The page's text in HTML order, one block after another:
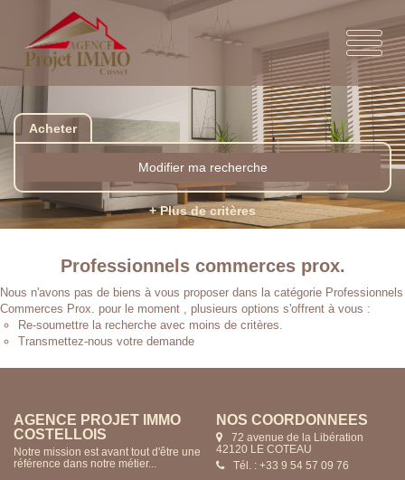
Acheter
Modifier ma recherche
+ Plus de critères
Professionnels commerces prox.
Nous n'avons pas de biens à vous proposer dans la catégorie Professionnels
Commerces Prox. pour le moment , plusieurs options s'offrent à vous :
Re-soumettre la recherche avec moins de critères.
Transmettez-nous votre demande
AGENCE PROJET IMMO
COSTELLOIS
Notre mission est avant tout d'être une
référence dans notre métier...
NOS COORDONNÉES
72 avenue de la Libération
42120 LE COTEAU
Tél. : +33 9 54 57 09 76